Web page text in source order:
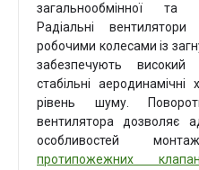
загальнообмінної та
Радіальні вентилятори
робочими колесами із
забезпечують високий
стабільні
рівень шуму.
вентилятора дозволяє
особливостей
протипожежних